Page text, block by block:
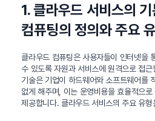
1. 클라우드 서비스의
컴퓨팅의 정의와 주요
클라우드 컴퓨팅은 사용자들이 인터넷을
수 있도록 자원과 서비스에 원격으로 접근
기술은 기업이 하드웨어와 소프트웨어를
없게 해주며, 이는 운영비용을 효율적으
제공합니다. 클라우드 서비스의 주요 유